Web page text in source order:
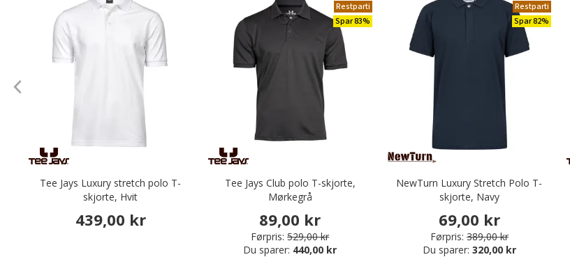
Tee Jays Luxury stretch polo T-
skjorte, Hvit
439,00 kr
Restparti
Spar 83%
Tee Jays Club polo T-skjorte,
Mørkegrå
89,00 kr
Førpris: 529,00 kr
Du sparer: 440,00 kr
Restparti
Spar 82%
NewTurn Luxury Stretch Polo T-
skjorte, Navy
69,00 kr
Førpris: 389,00 kr
Du sparer: 320,00 kr